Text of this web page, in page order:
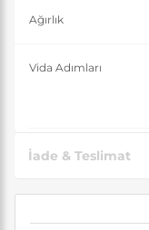
Ağırlık
Vida Adımları
İade & Teslimat